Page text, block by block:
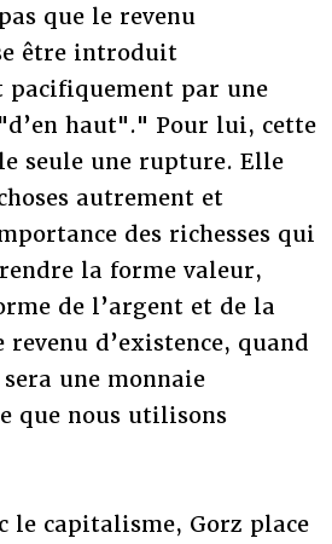
que le revenu
être introduit
pacifiquement par une
haut"." Pour lui, cette
seule une rupture. Elle
autrement et
des richesses qui
la forme valeur,
de l’argent et de la
d’existence, quand
une monnaie
que nous utilisons
le capitalisme, Gorz place